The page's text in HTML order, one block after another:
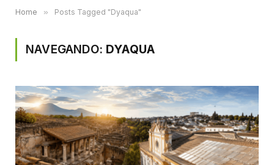
Home » Posts Tagged "Dyaqua"
NAVEGANDO: DYAQUA